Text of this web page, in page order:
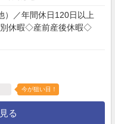
）／年間休日120日以上
休暇◇産前産後休暇◇
今が狙い目！
る